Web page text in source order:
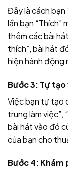
Đây là cách
lần bạn
thêm các bài
thích”, bài hát
hiện hành động
Bước 3: Tự
Việc bạn tự tạo
trung làm việc”,
bài hát vào đó
của bạn cho
Bước 4: Khám